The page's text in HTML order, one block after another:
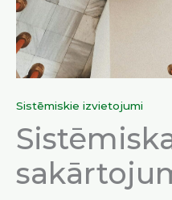
Sistēmiskie izvietojumi